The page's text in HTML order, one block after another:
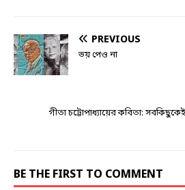
PREVIOUS
ভয় পেও না
গীতা চট্টোপাধ্যায়ের কবিতা:
BE THE FIRST TO COMMENT